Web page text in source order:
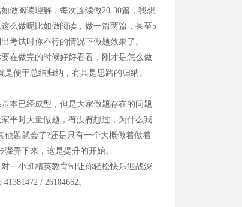
阅读理解，每次连续做20-30篇，我想
么做呢比如做阅读，做一篇两篇，甚至5
考试时你不行的情况下做题效果了。
在做完的时候好好看看，刚才是怎么做
便于总结归纳，有其是思路的归纳。
本已经成型，但是大家做题存在的问题
平时大量做题，有没有想过，为什么我
题就会了?还是只有一个大概做着做着
弄下来，这是提升的开始。
一小班精英教育制让你轻松快乐迎战深
/ 26184662。